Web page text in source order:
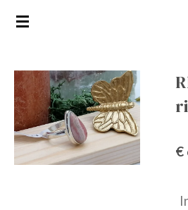
Ga
de
hoofdinhoud
€